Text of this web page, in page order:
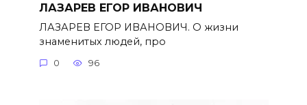
ЛАЗАРЕВ ЕГОР ИВАНОВИЧ
ЛАЗАРЕВ ЕГОР ИВАНОВИЧ. О жизни
знаменитых людей, про
0 96